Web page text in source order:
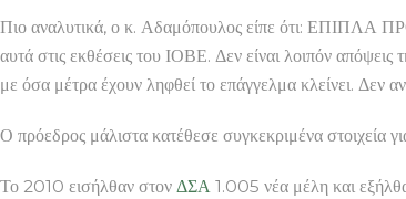
Πιο αναλυτικά, ο κ. Αδαμόπουλος είπε ότι: ΕΠΙΠΛΑ
αυτά στις εκθέσεις του ΙΟΒΕ. Δεν είναι λοιπόν απόψεις
με όσα μέτρα έχουν ληφθεί το επάγγελμα κλείνει. Δεν
Ο πρόεδρος μάλιστα κατέθεσε συγκεκριμένα στοιχεία
Το 2010 εισήλθαν στον ΔΣΑ 1.005 νέα μέλη και